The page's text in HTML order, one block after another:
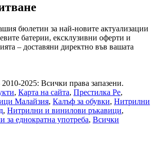
бюлетин за най-новите актуализации
батерии, ексклузивни оферти и
– доставяни директно във вашата
2025: Всички права запазени.
, Карта на сайта, Престилка Pe,
Малайзия, Калъф за обувки, Нитрилни
, Нитрилни и винилови ръкавици,
за еднократна употреба, Всички